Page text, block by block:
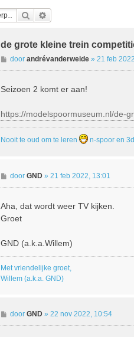
Zoek
de grote kleine trein
B
e
i
h
t
door andrévanderweide» 21 feb
Seizoen 2 komt er aan!
https://modelspoormuseum.nl/de-
Nooit te oud om te leren n-spoor en
B
e
i
c
t
door GND» 21 feb 2022, 13:01
Aha, dat wordt weer TV kijken.
Groet
GND (a.k.a.Willem)
Met vriendelijke groet,
Willem (a.k.a. GND)
B
e
door GND» 22 nov 2022, 10:54